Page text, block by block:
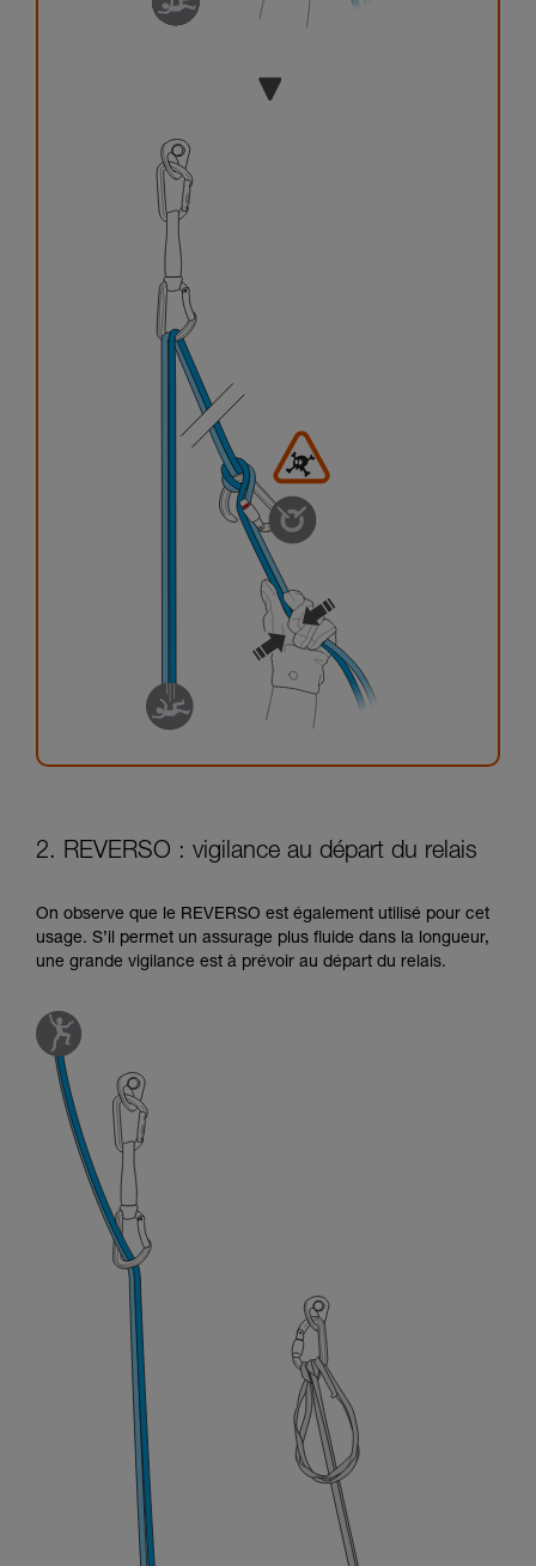
2. REVERSO : vigilance au départ du relais
On observe que le REVERSO est également utilisé pour cet
usage. S’il permet un assurage plus fluide dans la longueur,
une grande vigilance est à prévoir au départ du relais.